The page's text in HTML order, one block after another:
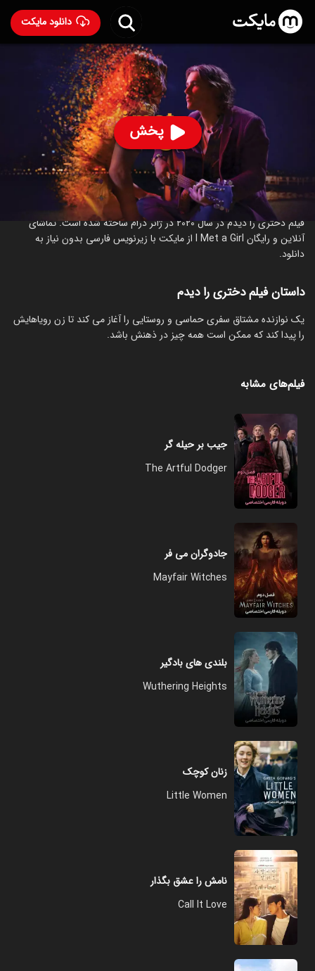
دانلود مایکت
پخش
فیلم دختری را دیدم- I Met a Girl 2020
۶.۱
ساخت استرالیا سال 2020
رده سنی ۱۸+
عاشقانه
درباره فیلم دختری را دیدم
فیلم دختری را دیدم در سال 2020 در ژانر درام ساخته شده است. تماشای
آنلاین و رایگان I Met a Girl از مایکت با زیرنویس فارسی بدون نیاز به
دانلود.
داستان فیلم دختری را دیدم
یک نوازنده مشتاق سفری حماسی و روستایی را آغاز می کند تا زن رویاهایش
را پیدا کند که ممکن است همه چیز در ذهنش باشد.
فیلم‌های مشابه
جیب بر حیله گر
The Artful Dodger
جادوگران می فر
Mayfair Witches
بلندی های بادگیر
Wuthering Heights
زنان کوچک
Little Women
نامش را عشق بگذار
Call It Love